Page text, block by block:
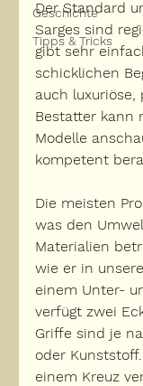
Geschichte
Tipps & Tricks
Der Standard
Sarges sind
gibt sehr
schicklichen
auch luxuriöse,
Bestatter kann
Modelle
kompetent
Die meisten
was den
Materialien
wie er in
einem Unter-
verfügt zwei
Griffe sind je
oder
einem Kreuz